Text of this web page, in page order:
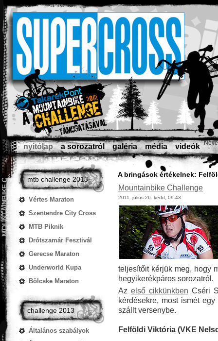
nyitólap a sorozatról galéria média videók
mtb challenge 2013
Vértes Maraton
Szentendre City Cross
MTB Piknik
Drótszamár Fesztivál
Gerecse Maraton
Underworld Kupa
Bölcske Maraton
challenge 2013
Általános szabályok
A bringások értékelnek:
Mountainbike Challenge
2011. július 26. kedd, 09:43
teljesítőit kérjük meg, hogy
hegyikerékpáros sorozatról.
Az első cikkünkben Cséri
kérdésekre, most ismét
szállt versenybe.
Felföldi Viktória (VKE